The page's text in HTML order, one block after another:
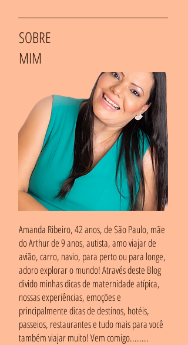
SOBRE
MIM
Amanda Ribeiro, 42 anos, de São Paulo, mãe
do Arthur de 9 anos, autista, amo viajar de
avião, carro, navio, para perto ou para longe,
adoro explorar o mundo! Através deste Blog
divido minhas dicas de maternidade atípica,
nossas experiências, emoções e
principalmente dicas de destinos, hotéis,
passeios, restaurantes e tudo mais para você
também viajar muito! Vem comigo........